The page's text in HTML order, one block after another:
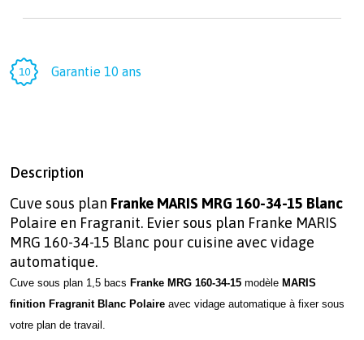
Garantie 10 ans
Description
Cuve sous plan Franke MARIS MRG 160-34-15 Blanc
Polaire en Fragranit. Evier sous plan Franke MARIS
MRG 160-34-15 Blanc pour cuisine avec vidage
automatique.
Cuve sous plan 1,5 bacs Franke MRG 160-34-15 modèle MARIS
finition Fragranit Blanc Polaire avec vidage automatique à fixer sous
votre plan de travail.